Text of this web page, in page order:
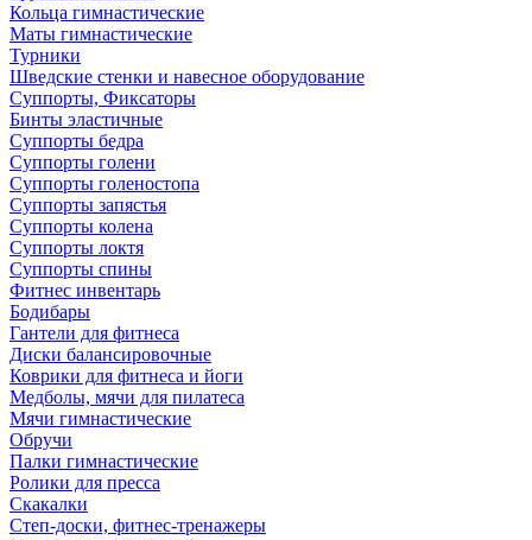
Кольца гимнастические
Маты гимнастические
Турники
Шведские стенки и навесное оборудование
Суппорты, Фиксаторы
Бинты эластичные
Суппорты бедра
Суппорты голени
Суппорты голеностопа
Суппорты запястья
Суппорты колена
Суппорты локтя
Суппорты спины
Фитнес инвентарь
Бодибары
Гантели для фитнеса
Диски балансировочные
Коврики для фитнеса и йоги
Медболы, мячи для пилатеса
Мячи гимнастические
Обручи
Палки гимнастические
Ролики для пресса
Скакалки
Степ-доски, фитнес-тренажеры